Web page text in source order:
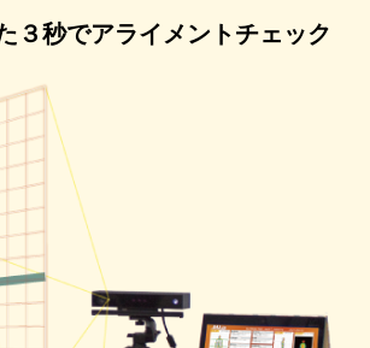
３秒でアライメントチェック